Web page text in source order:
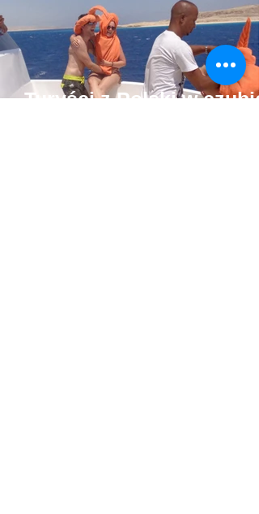
Turyści z Polski w czubie